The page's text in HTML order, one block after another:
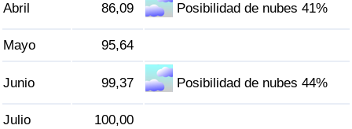
Abril 86,09 Posibilidad de nubes 41%
Mayo 95,64
Junio 99,37 Posibilidad de nubes 44%
Julio 100,00